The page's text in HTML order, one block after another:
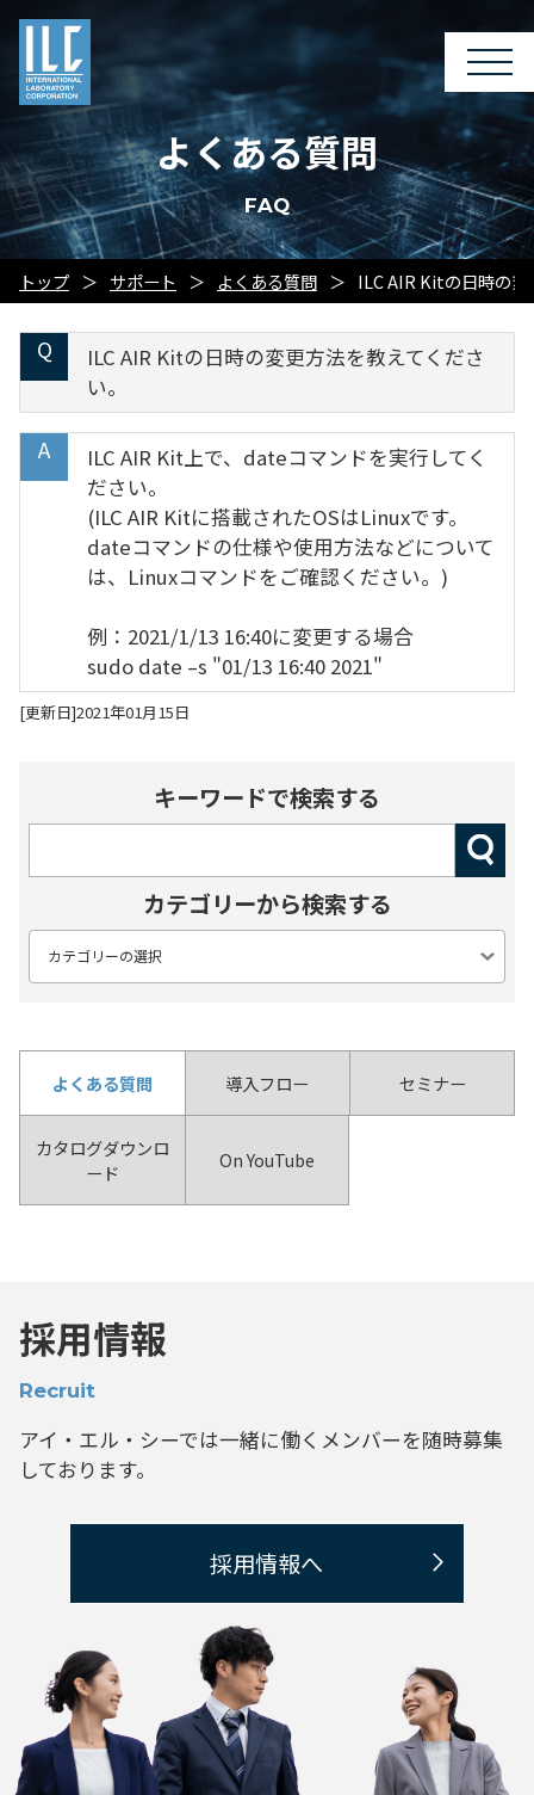
よくある質問
FAQ
トップ サポート よくある質問 ILC AIR Kitの日時の変
ILC AIR Kitの日時の変更方法を教えてくださ
い。
ILC AIR Kit上で、dateコマンドを実行してく
ださい。
(ILC AIR Kitに搭載されたOSはLinuxです。
dateコマンドの仕様や使用方法などについて
は、Linuxコマンドをご確認ください。)
例：2021/1/13 16:40に変更する場合
sudo date –s "01/13 16:40 2021"
[更新日]2021年01月15日
キーワードで検索する
カテゴリーから検索する
よくある質問 導入フロー セミナー
カタログダウンロ
ード
On YouTube
採用情報
Recruit
アイ・エル・シーでは一緒に働くメンバーを随時募集
しております。
採用情報へ